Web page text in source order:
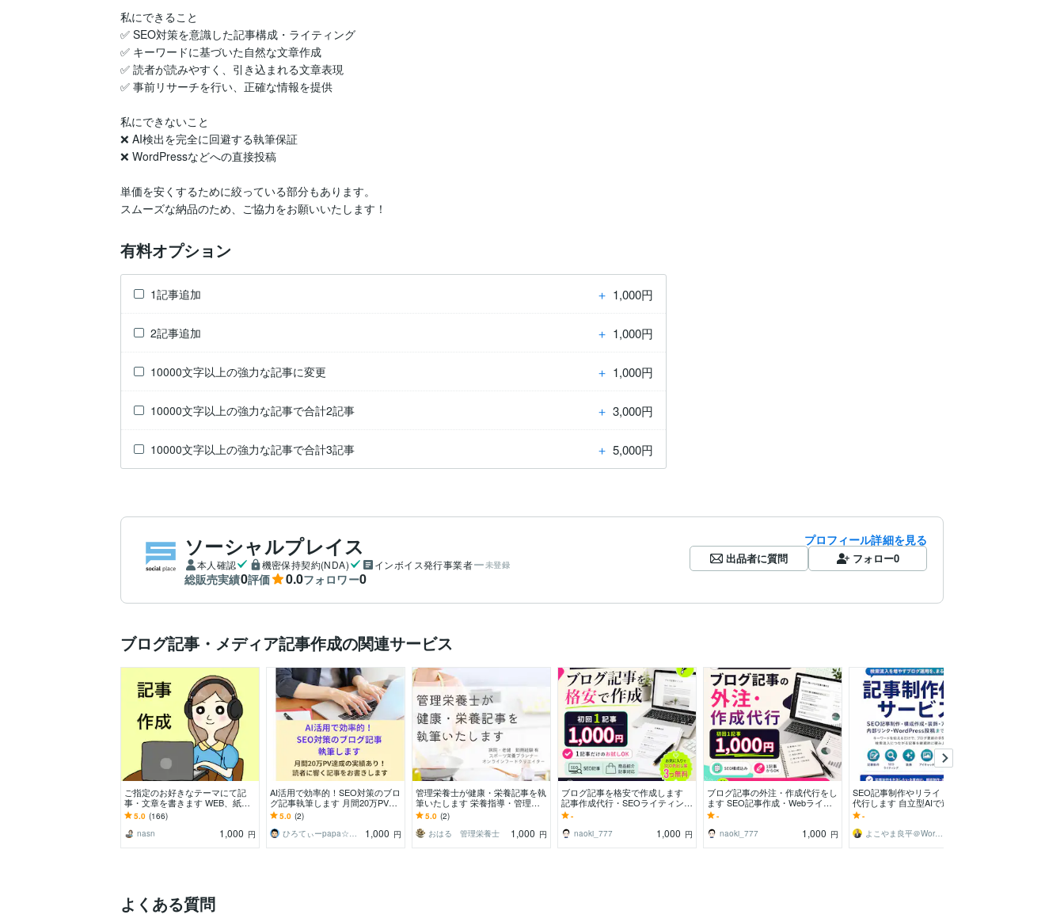
私にできること
✅ SEO対策を意識した記事構成・ライティング
✅ キーワードに基づいた自然な文章作成
✅ 読者が読みやすく、引き込まれる文章表現
✅ 事前リサーチを行い、正確な情報を提供
私にできないこと
❌ AI検出を完全に回避する執筆保証
❌ WordPressなどへの直接投稿
単価を安くするために絞っている部分もあります。
スムーズな納品のため、ご協力をお願いいたします！
有料オプション
1記事追加 ＋ 1,000円
2記事追加 ＋ 1,000円
10000文字以上の強力な記事に変更 ＋ 1,000円
10000文字以上の強力な記事で合計2記事 ＋ 3,000円
10000文字以上の強力な記事で合計3記事 ＋ 5,000円
ソーシャルプレイス
本人確認 機密保持契約(NDA) インボイス発行事業者 未登録
総販売実績0評価 0.0フォロワー0
プロフィール詳細を見る
出品者に質問 フォロー0
ブログ記事・メディア記事作成の関連サービス
ご指定のお好きなテーマにて記
事・文章を書きます WEB、紙媒
体、ブログ、ホームページ、メー
ルに高品質文章を！
5.0 (166)
nasn
1,000 円
AI活用で効率的！SEO対策のブロ
グ記事執筆します 月間20万PV達
成の実績あり！読者に響く記事を
お書きします
5.0 (2)
ひろてぃーpapa☆プロ家庭教師☆
1,000 円
管理栄養士が健康・栄養記事を執
筆いたします 栄養指導・管理経
験有 生活に落とし込める栄養
5.0 (2)
おはる 管理栄養士
1,000 円
ブログ記事を格安で作成します
記事作成代行・SEOライティング
格安-
naoki_777
1,000 円
ブログ記事の外注・作成代行をし
ます SEO記事作成・Webライテ
ィング代行
-
naoki_777
1,000 円
SEO記事制作やリライトを丸ごと
代行します 自立型AIで速く、SE
O専門のプロが仕上げる
-
よこやま良平＠WordPress専門
よくある質問